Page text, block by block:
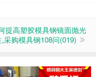
提高塑胶模具钢镜面抛光
,采购模具钢108问(019)